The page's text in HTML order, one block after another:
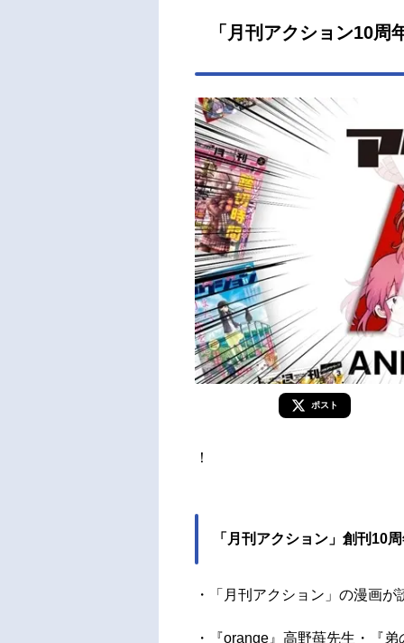
「月刊アクション10
ポスト
！
「月刊アクション」創刊10
・「月刊アクション」の漫画
・『orange』高野苺先生・『